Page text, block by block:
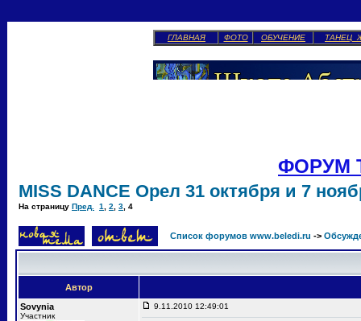
ГЛАВНАЯ ФОТО ОБУЧЕНИЕ ТАНЕЦ
ФОРУМ
MISS DANCE Орел 31 октября и 7
На страницу Пред. 1 2 3 4
Список форумов www.beledi.ru ->
Автор
Sovynia
Участник
9.11.2010 12:49:01